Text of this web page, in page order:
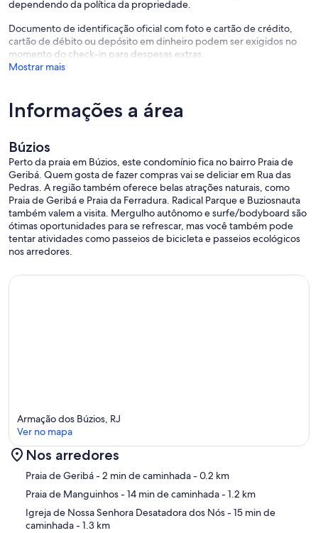
dependendo da política da propriedade.
Documento de identificação oficial com foto e cartão de crédito,
cartão de débito ou depósito em dinheiro podem ser exigidos no
momento do check-in para despesas extras.
Mostrar mais
Informações a área
Búzios
Perto da praia em Búzios, este condomínio fica no bairro Praia de
Geribá. Quem gosta de fazer compras vai se deliciar em Rua das
Pedras. A região também oferece belas atrações naturais, como
Praia de Geribá e Praia da Ferradura. Radical Parque e Buziosnauta
também valem a visita. Mergulho autônomo e surfe/bodyboard são
ótimas oportunidades para se refrescar, mas você também pode
tentar atividades como passeios de bicicleta e passeios ecológicos
nos arredores.
Mapa
Armação dos Búzios, RJ
Ver no mapa
Nos arredores
Praia de Geribá- 2 min de caminhada- 0.2 km
Praia de Manguinhos- 14 min de caminhada- 1.2 km
Igreja de Nossa Senhora Desatadora dos Nós- 15 min de
caminhada- 1.3 km